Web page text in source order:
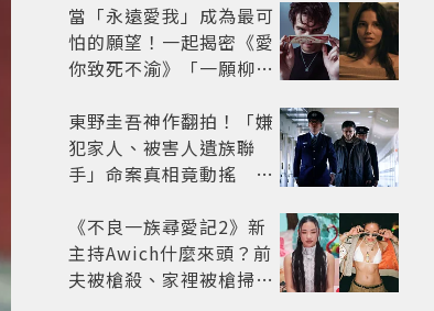
開
當「永遠愛我」成為最可
怕的願望！一起揭密《愛
你致死不渝》「一願柳」
路
東野圭吾神作翻拍！「嫌
犯家人、被害人遺族聯
手」命案真相竟動搖
框架展開
《不良一族尋愛記2》新
主持Awich什麼來頭？前
夫被槍殺、家裡被槍掃射